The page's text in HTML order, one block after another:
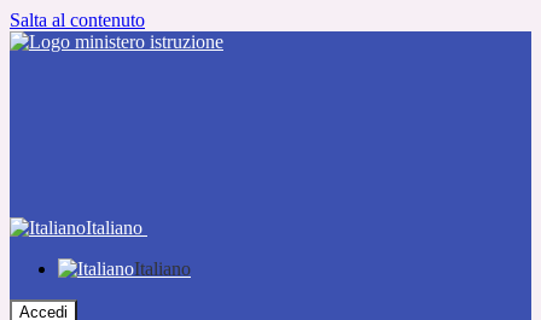
Salta al contenuto
Italiano
Italiano
Accedi